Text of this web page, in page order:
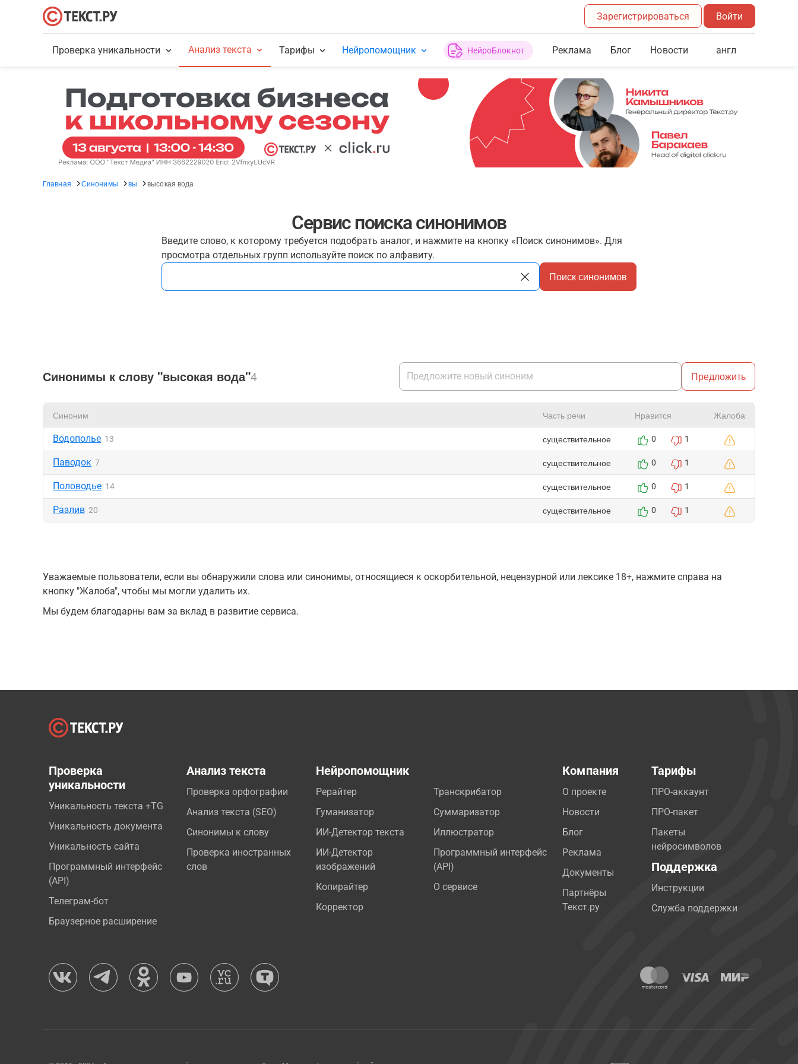
Зарегистрироваться Войти
Проверка уникальности Анализ текста Тарифы Нейропомощник НейроБлокнот Реклама Блог Новости англ
Главная Синонимы вы высокая вода
Сервис поиска синонимов
Введите слово, к которому требуется подобрать аналог, и нажмите на кнопку «Поиск синонимов». Для
просмотра отдельных групп используйте поиск по алфавиту.
Поиск синонимов
Синонимы к слову "высокая вода"4 Предложить
Синоним Часть речи Нравится Жалоба
Водополье 13 существительное 0 1
Паводок 7 существительное 0 1
Половодье 14 существительное 0 1
Разлив 20 существительное 0 1
Уважаемые пользователи, если вы обнаружили слова или синонимы, относящиеся к оскорбительной, нецензурной или лексике 18+, нажмите справа на
кнопку "Жалоба", чтобы мы могли удалить их.
Мы будем благодарны вам за вклад в развитие сервиса.
Проверка
уникальности
Уникальность текста +TG
Уникальность документа
Уникальность сайта
Программный интерфейс
(API)
Телеграм-бот
Браузерное расширение
Анализ текста
Проверка орфографии
Анализ текста (SEO)
Синонимы к слову
Проверка иностранных
слов
Нейропомощник
Рерайтер
Гуманизатор
ИИ-Детектор текста
ИИ-Детектор
изображений
Копирайтер
Корректор
Транскрибатор
Суммаризатор
Иллюстратор
Программный интерфейс
(API)
О сервисе
Компания
О проекте
Новости
Блог
Реклама
Документы
Партнёры
Текст.ру
Тарифы
ПРО-аккаунт
ПРО-пакет
Пакеты
нейросимволов
Поддержка
Инструкции
Служба поддержки